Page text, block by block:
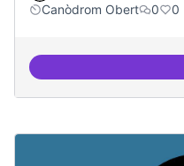
Canòdrom Obert
0 0